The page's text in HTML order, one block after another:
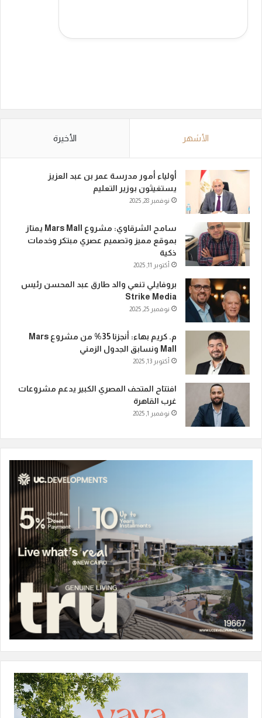
الأشهر الأخيرة
أولياء أمور مدرسة عمر بن عبد العزيز
يستغيثون بوزير التعليم
نوفمبر 28, 2025
سامح الشرقاوي: مشروع Mars Mall يمتاز
بموقع مميز وتصميم عصري مبتكر وخدمات
ذكية
أكتوبر 11, 2025
بروفايلي تنعي والد طارق عبد المحسن رئيس
Strike Media
نوفمبر 25, 2025
م. كريم بهاء: أنجزنا 35% من مشروع Mars
Mall ونسابق الجدول الزمني
أكتوبر 13, 2025
افتتاح المتحف المصري الكبير يدعم مشروعات
غرب القاهرة
نوفمبر 1, 2025